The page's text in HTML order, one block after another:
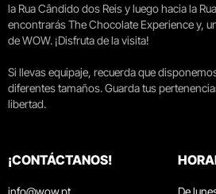
la Rua Cândido dos Reis y luego hacia la
encontrarás The Chocolate Experience y,
de WOW. ¡Disfruta de la visita!
Si llevas equipaje, recuerda que
diferentes tamaños. Guarda tus
libertad.
¡CONTÁCTANOS!
info@wow.pt
De